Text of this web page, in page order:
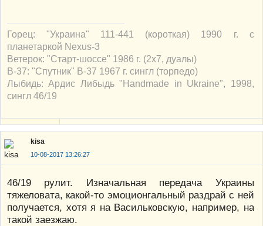
Горец: "Украина" 111-441 (короткая) 1990 г. с
планетаркой Nexus-3
Ветерок: "Старт-шоссе" 1986 г. (2х7, дуалы)
В-37: "Спутник" В-37 1967 г. сингл (торпедо)
Лыбидь: Ардис Либыдь "Handmade in Ukraine", 1998,
сингл 46/19
kisa
10-08-2017 13:26:27
46/19 рулит. Изначальная передача Украины
тяжеловата, какой-то эмоционгальный раздрай с ней
получается, хотя я на Васильковскую, например, на
такой заезжаю.